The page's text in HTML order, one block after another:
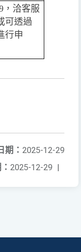
，洽客服
可透過
行申
期： 2025-12-29
2025-12-29 |